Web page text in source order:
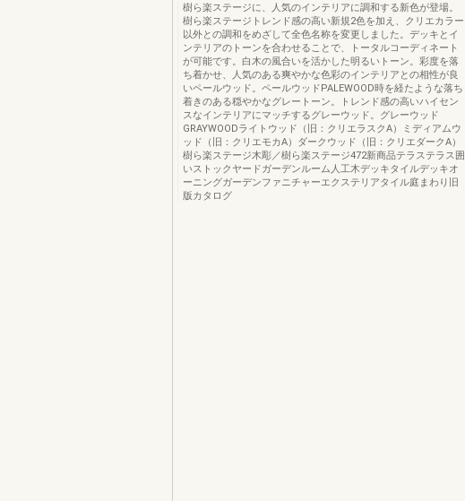
樹ら楽ステージに、人気のインテリアに調和する新色が登場。
樹ら楽ステージトレンド感の高い新規2色を加え、クリエカラー
以外との調和をめざして全色名称を変更しました。デッキとイ
ンテリアのトーンを合わせることで、トータルコーディネート
が可能です。白木の風合いを活かした明るいトーン。彩度を落
ち着かせ、人気のある爽やかな色彩のインテリアとの相性が良
いペールウッド。ペールウッドPALEWOOD時を経たような落ち
着きのある穏やかなグレートーン。トレンド感の高いハイセン
スなインテリアにマッチするグレーウッド。グレーウッド
GRAYWOODライトウッド（旧：クリエラスクA）ミディアムウ
ッド（旧：クリエモカA）ダークウッド（旧：クリエダークA）
樹ら楽ステージ木彫／樹ら楽ステージ472新商品テラステラス囲
いストックヤードガーデンルーム人工木デッキタイルデッキオ
ーニングガーデンファニチャーエクステリアタイル庭まわり旧
版カタログ